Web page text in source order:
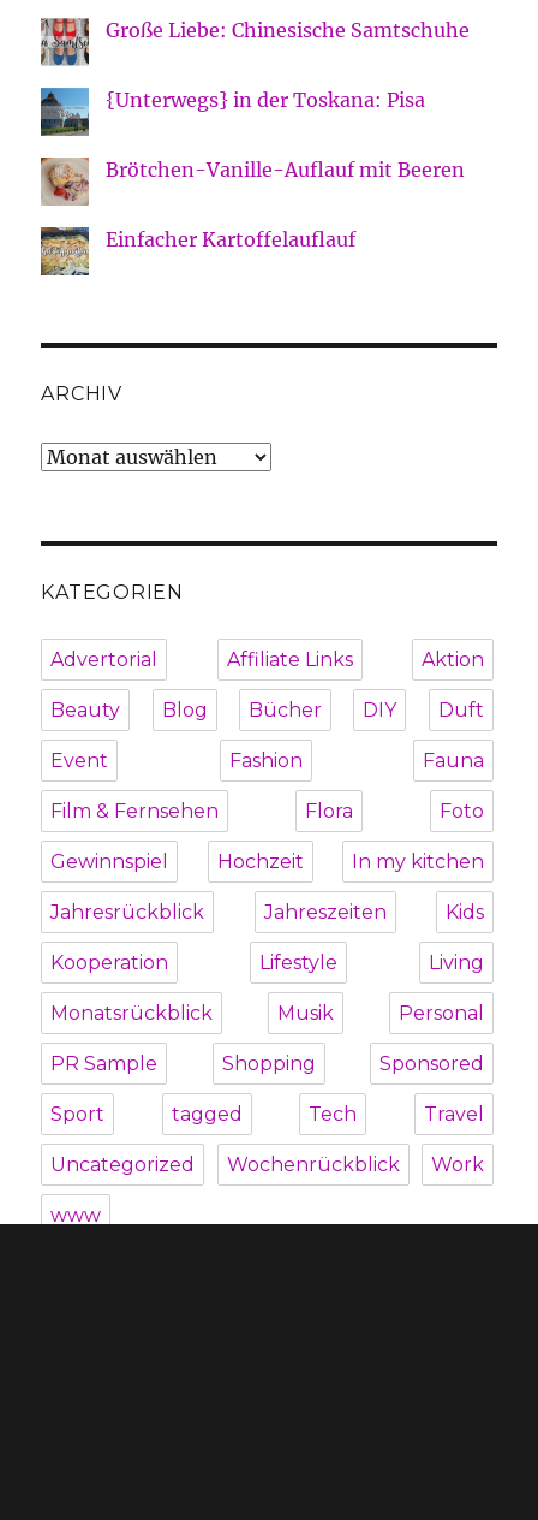
Große Liebe: Chinesische Samtschuhe
{Unterwegs} in der Toskana: Pisa
Brötchen-Vanille-Auflauf mit Beeren
Einfacher Kartoffelauflauf
ARCHIV
Archiv
KATEGORIEN
Advertorial Affiliate Links Aktion
Beauty Blog Bücher DIY Duft
Event Fashion Fauna
Film & Fernsehen Flora Foto
Gewinnspiel Hochzeit In my kitchen
Jahresrückblick Jahreszeiten Kids
Kooperation Lifestyle Living
Monatsrückblick Musik Personal
PR Sample Shopping Sponsored
Sport tagged Tech Travel
Uncategorized Wochenrückblick Work
www